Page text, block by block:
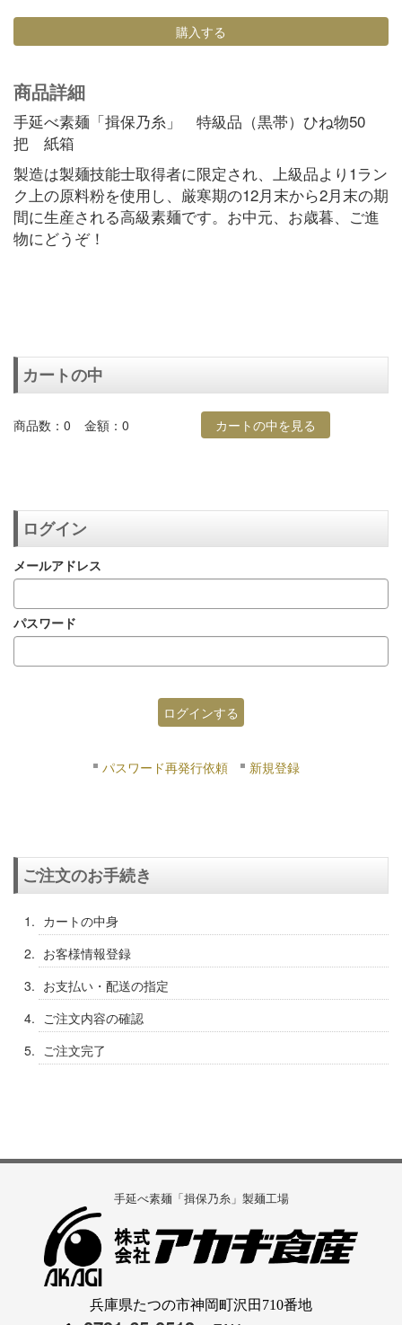
商品詳細
手延べ素麺「揖保乃糸」 特級品（黒帯）ひね物50
把 紙箱
製造は製麺技能士取得者に限定され、上級品より1ラン
ク上の原料粉を使用し、厳寒期の12月末から2月末の期
間に生産される高級素麺です。お中元、お歳暮、ご進
物にどうぞ！
カートの中
商品数：0 金額：0 カートの中を見る
ログイン
メールアドレス
パスワード
パスワード再発行依頼 新規登録
ご注文のお手続き
カートの中身
お客様情報登録
お支払い・配送の指定
ご注文内容の確認
ご注文完了
手延べ素麺「揖保乃糸」製麺工場
兵庫県たつの市神岡町沢田710番地